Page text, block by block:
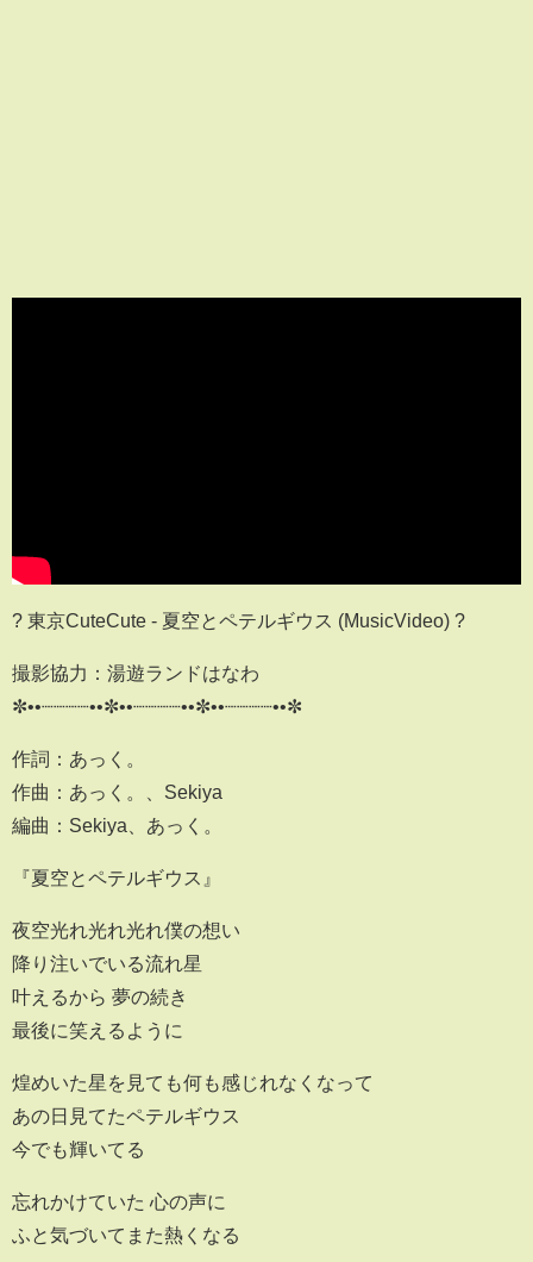
? 東京CuteCute - 夏空とペテルギウス (MusicVideo) ?
撮影協力：湯遊ランドはなわ
✼••┈┈┈┈••✼••┈┈┈┈••✼••┈┈┈┈••✼
作詞：あっく。
作曲：あっく。、Sekiya
編曲：Sekiya、あっく。
『夏空とペテルギウス』
夜空光れ光れ光れ僕の想い
降り注いでいる流れ星
叶えるから 夢の続き
最後に笑えるように
煌めいた星を見ても何も感じれなくなって
あの日見てたペテルギウス
今でも輝いてる
忘れかけていた 心の声に
ふと気づいてまた熱くなる